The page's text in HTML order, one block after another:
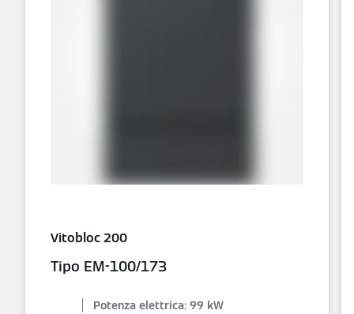
Vitobloc 200
Tipo EM-100/173
Potenza elettrica: 99 kW